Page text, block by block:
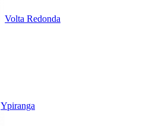
Volta Redonda
Ypiranga